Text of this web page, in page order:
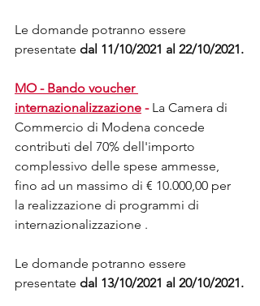
Le domande potranno essere
presentate dal 11/10/2021 al 22/10/2021.
MO - Bando voucher
internazionalizzazione - La Camera di
Commercio di Modena concede
contributi del 70% dell'importo
complessivo delle spese ammesse,
fino ad un massimo di € 10.000,00 per
la realizzazione di programmi di
internazionalizzazione .
Le domande potranno essere
presentate dal 13/10/2021 al 20/10/2021.